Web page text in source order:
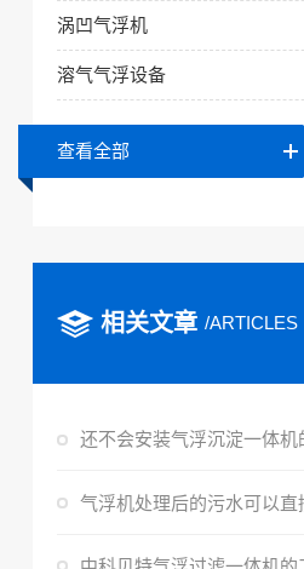
涡凹气浮机
溶气气浮设备
查看全部
相关文章 /ARTICLES